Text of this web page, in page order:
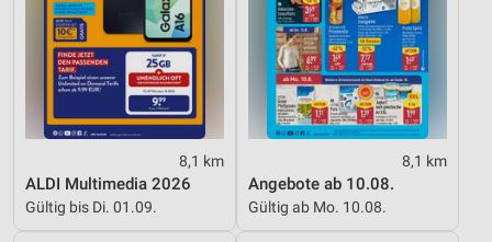
8,1 km
ALDI Multimedia 2026
Gültig bis Di. 01.09.
8,1 km
Angebote ab 10.08.
Gültig ab Mo. 10.08.